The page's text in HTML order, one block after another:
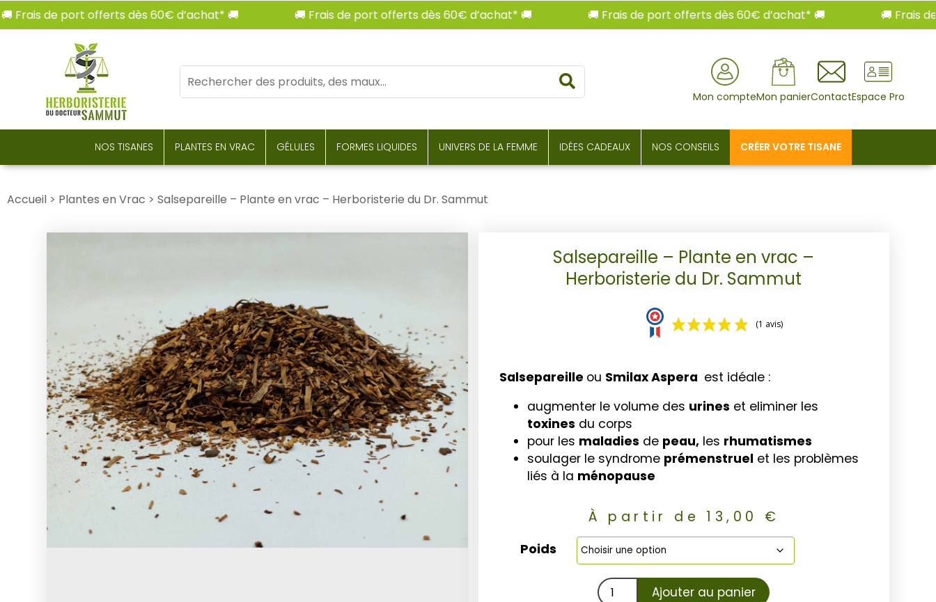
de port offerts dès 60€ d’achat* 🚚 🚚 Frais de port offerts dès 60€ d’achat* 🚚 🚚 Frais de port offerts dès 60€ d’achat* 🚚 🚚 Frais de
Mots
clés
Mon compteMon panierContactEspace Pro
NOS TISANES PLANTES EN VRAC GÉLULES FORMES LIQUIDES UNIVERS DE LA FEMME IDÉES CADEAUX NOS CONSEILS CRÉER VOTRE TISANE
Accueil > Plantes en Vrac > Salsepareille – Plante en vrac – Herboristerie du Dr. Sammut
Salsepareille – Plante en vrac –
Herboristerie du Dr. Sammut
(1 avis)
Salsepareille ou Smilax Aspera est idéale :
augmenter le volume des urines et eliminer les
toxines du corps
pour les maladies de peau, les rhumatismes
soulager le syndrome prémenstruel et les problèmes
liés à la ménopause
À partir de 13,00 €
Poids
Ajouter au panier